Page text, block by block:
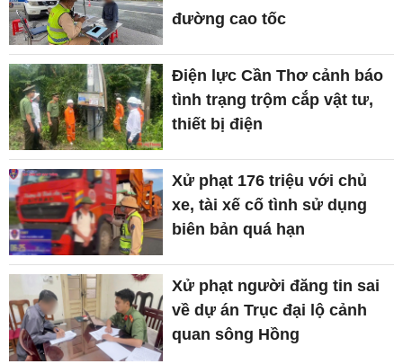
đường cao tốc
Điện lực Cần Thơ cảnh báo
tình trạng trộm cắp vật tư,
thiết bị điện
Xử phạt 176 triệu với chủ
xe, tài xế cố tình sử dụng
biên bản quá hạn
Xử phạt người đăng tin sai
về dự án Trục đại lộ cảnh
quan sông Hồng